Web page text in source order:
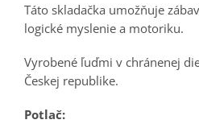
Táto skladačka umožňuje
logické myslenie a motoriku.
Vyrobené ľuďmi v chránenej
Českej republike.
Potlač: